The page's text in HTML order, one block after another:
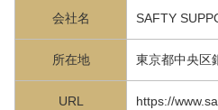
会社名 SAFTY
所在地 東京都中央区
URL https://